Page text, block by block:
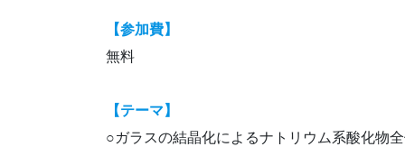
【参加費】
無料
【テーマ】
○ガラスの結晶化によるナトリウム系酸化物